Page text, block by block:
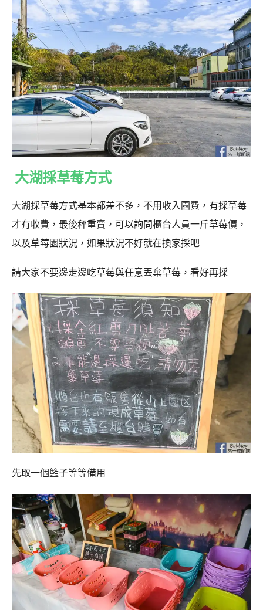
大湖採草莓方式
大湖採草莓方式基本都差不多，不用收入園費，有採草莓
才有收費，最後秤重賣，可以詢問櫃台人員一斤草莓價，
以及草莓園狀況，如果狀況不好就在換家採吧
請大家不要邊走邊吃草莓與任意丟棄草莓，看好再採
先取一個籃子等等備用